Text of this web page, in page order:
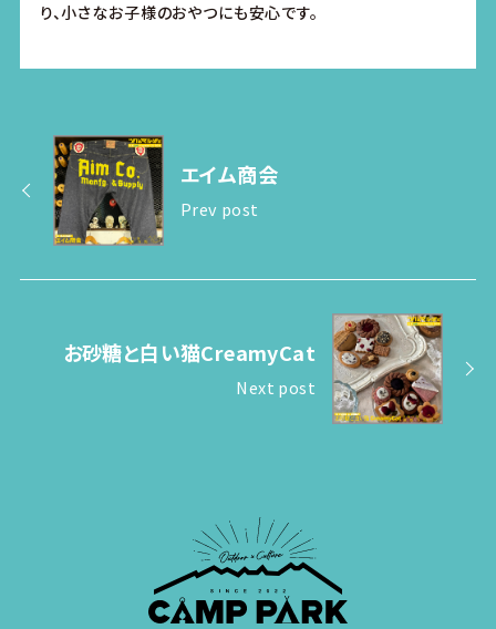
り、小さなお子様のおやつにも安心です。
エイム商会
Prev post
お砂糖と白い猫CreamyCat
Next post